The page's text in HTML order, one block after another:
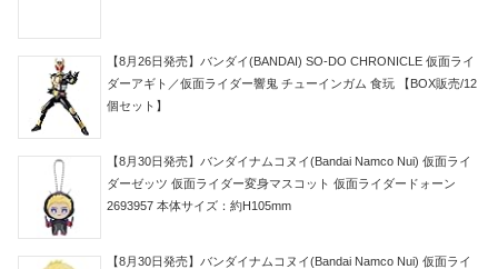
【8月26日発売】バンダイ(BANDAI) SO-DO CHRONICLE 仮面ライ
ダーアギト／仮面ライダー響鬼 チューインガム 食玩 【BOX販売/12
個セット】
【8月30日発売】バンダイナムコヌイ(Bandai Namco Nui) 仮面ライ
ダーゼッツ 仮面ライダー変身マスコット 仮面ライダードォーン
2693957 本体サイズ：約H105mm
【8月30日発売】バンダイナムコヌイ(Bandai Namco Nui) 仮面ライ